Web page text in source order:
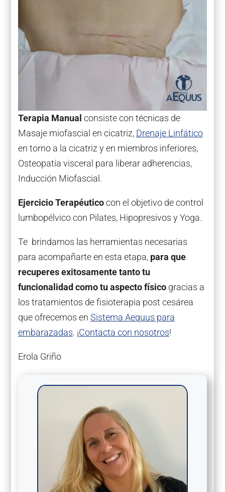
Terapia Manual consiste con técnicas de
Masaje miofascial en cicatriz, Drenaje Linfático
en torno a la cicatriz y en miembros inferiores,
Osteopatía visceral para liberar adherencias,
Inducción Miofascial.
Ejercicio Terapéuticocon el objetivo de control
lumbopélvico con Pilates, Hipopresivos y Yoga.
Te brindamos las herramientas necesarias
para acompañarte en esta etapa, para que
recuperes exitosamente tanto tu
funcionalidad como tu aspecto físicogracias a
los tratamientos de fisioterapia post cesárea
que ofrecemos en Sistema Aequus para
embarazadas. ¡Contacta con nosotros!
Erola Griño